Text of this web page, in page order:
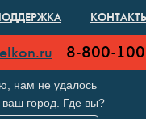
8-800-
нам не удалось
ваш город. Где вы?